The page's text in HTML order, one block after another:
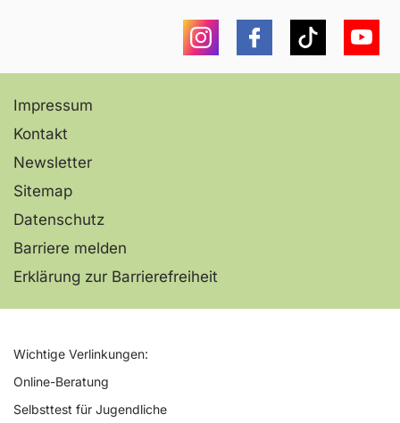
Instagram Facebook Tiktok
Impressum
Kontakt
Newsletter
Sitemap
Datenschutz
Barriere melden
Erklärung zur Barrierefreiheit
Wichtige Verlinkungen:
Online-Beratung
Selbsttest für Jugendliche